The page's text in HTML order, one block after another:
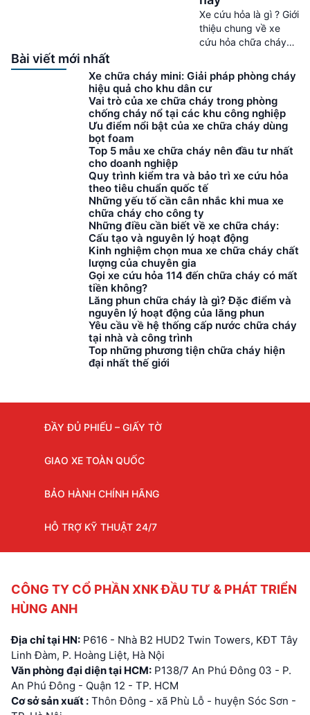
hỏa nhanh chóng đến
nơi xảy ra sự cố để
cứu người và tài sản.
Vì vậy, việc mua xe
Xe cứu hỏa là gì ? Giới
thiệu chung về xe
cứu hỏa chữa cháy
Xe cứu hỏa là phương
tiện quen thuộc
nhưng không phải ai
cũng thực sự hiểu rõ
về loại xe này. Cùng
hiểu về những thông
Bài viết mới nhất
Xe chữa cháy mini: Giải pháp phòng cháy
hiệu quả cho khu dân cư
Vai trò của xe chữa cháy trong phòng
chống cháy nổ tại các khu công nghiệp
Ưu điểm nổi bật của xe chữa cháy dùng
bọt foam
Top 5 mẫu xe chữa cháy nên đầu tư nhất
cho doanh nghiệp
Quy trình kiểm tra và bảo trì xe cứu hỏa
theo tiêu chuẩn quốc tế
Những yếu tố cần cân nhắc khi mua xe
chữa cháy cho công ty
Những điều cần biết về xe chữa cháy:
Cấu tạo và nguyên lý hoạt động
Kinh nghiệm chọn mua xe chữa cháy chất
lượng của chuyên gia
Gọi xe cứu hỏa 114 đến chữa cháy có mất
tiền không?
Lăng phun chữa cháy là gì? Đặc điểm và
nguyên lý hoạt động của lăng phun
Yêu cầu về hệ thống cấp nước chữa cháy
tại nhà và công trình
Top những phương tiện chữa cháy hiện
đại nhất thế giới
ĐẦY ĐỦ PHIẾU – GIẤY TỜ
GIAO XE TOÀN QUỐC
BẢO HÀNH CHÍNH HÃNG
HỖ TRỢ KỸ THUẬT 24/7
CÔNG TY CỔ PHẦN XNK ĐẦU TƯ & PHÁT TRIỂN
HÙNG ANH
Địa chỉ tại HN: P616 - Nhà B2 HUD2 Twin Towers, KĐT Tây
Linh Đàm, P. Hoàng Liệt, Hà Nội
Văn phòng đại diện tại HCM: P138/7 An Phú Đông 03 - P.
An Phú Đông - Quận 12 - TP. HCM
Cơ sở sản xuất : Thôn Đông - xã Phù Lỗ - huyện Sóc Sơn -